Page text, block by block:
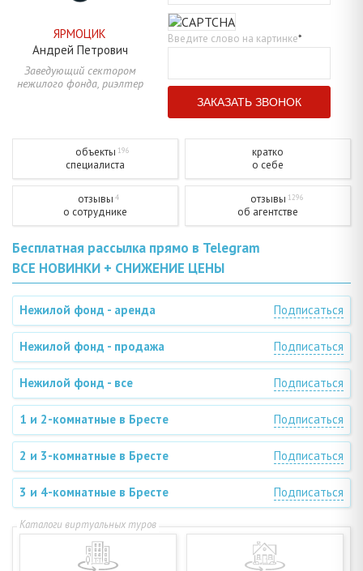
ЯРМОЦИК
Андрей Петрович
Заведующий сектором
нежилого фонда, риэлтер
Введите слово на картинке*
объекты 196
специалиста
кратко
о себе
отзывы 4
о сотруднике
отзывы 1296
об агентстве
Бесплатная рассылка прямо в Telegram
ВСЕ НОВИНКИ + СНИЖЕНИЕ ЦЕНЫ
Нежилой фонд - аренда Подписаться
Нежилой фонд - продажа Подписаться
Нежилой фонд - все Подписаться
1 и 2-комнатные в Бресте Подписаться
2 и 3-комнатные в Бресте Подписаться
3 и 4-комнатные в Бресте Подписаться